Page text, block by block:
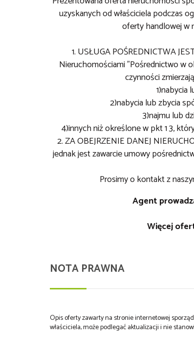
uzyskanych od właściciela podczas
oferty handlowej w
1. USŁUGA POŚREDNICTWA
Nieruchomościami "Pośrednictwo w
czynności
1)nabycia
2)nabycia lub zbycia
3)najmu lub
4)innych niż określone w pkt 1 3,
2. ZA OBEJRZENIE DANEJ
jednak jest zawarcie umowy
Prosimy o kontakt z
Agent
Więcej
NOTA PRAWNA
Opis oferty zawarty na stronie internetowej
właściciela, może podlegać aktualizacji i nie